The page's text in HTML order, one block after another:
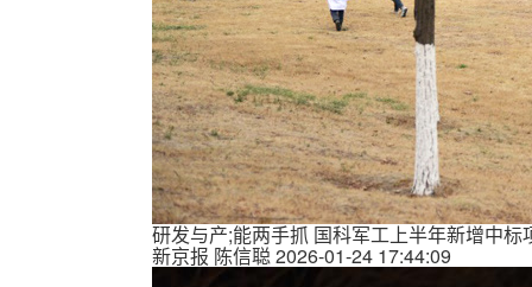
研发与产;能两手抓 国科军工上半年新增中标
新京报 陈信聪2026-01-24 17:44:09